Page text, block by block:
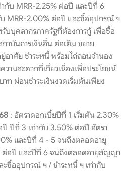
กับ MRR-2.25% ต่อปี และปีที่ 6
MRR-2.00% ต่อปี และซื้ออุปกรณ์ ฯ
รับบุคลากรภาครัฐที่ต้องการกู้ เพื่อซื้อ
าบันการเงินอื่น ต่อเติม ขยาย
อาศัย ชำระหนี้ พร้อมไถ่ถอนจำนอง
ามสะดวกที่เกี่ยวเนื่องเพื่อประโยชน์
ท ผ่อนชำระเงินงวดเริ่มต้นเพียง
: อัตราดอกเบี้ยปีที่ 1 เริ่มต้น 2.30%
ปีที่ 3 เท่ากับ 3.50% ต่อปี อัตรา
และปีที่ 4 - 5 จนถึงตลอดอายุ
ต่อปี และปีที่ 6 จนถึงตลอดอายุสัญญา
ะซื้ออุปกรณ์ ฯ / ชำระหนี้ ฯ เท่ากับ